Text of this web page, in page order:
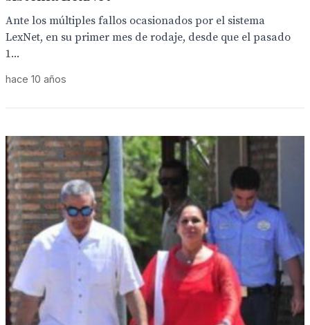
Ante los múltiples fallos ocasionados por el sistema
LexNet, en su primer mes de rodaje, desde que el pasado
1...
hace 10 años